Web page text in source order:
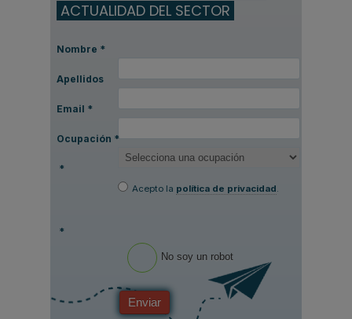
ACTUALIDAD DEL SECTOR
Nombre *
Apellidos
Email *
Ocupación *
*
Acepto la política de privacidad
*
No soy un robot
Enviar